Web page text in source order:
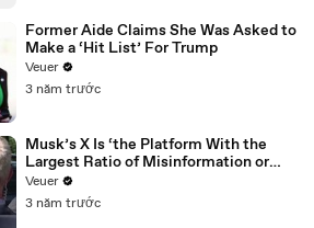
Former Aide Claims She Was Asked to
Make a ‘Hit List’ For Trump
Veuer
3 năm trước
Musk’s X Is ‘the Platform With the
Largest Ratio of Misinformation or
Disinformation’ Amongst All Social
Media Platforms
Veuer
3 năm trước